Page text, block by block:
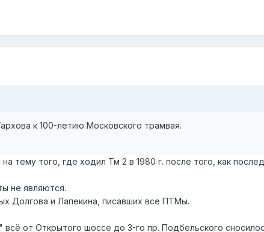
к 100-летию Московского трамвая.
тему того, где ходил Тм 2 в 1980 г. после того, как
не являются.
Долгова и Лапекина, писавших все ПТМы.
от Открытого шоссе до 3-го пр. Подбельского